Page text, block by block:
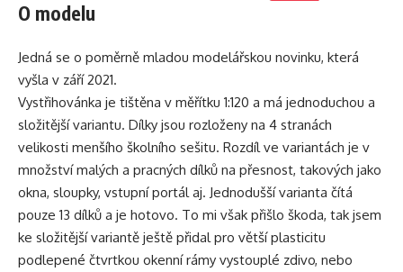
O modelu
Jedná se o poměrně mladou modelářskou novinku, která
vyšla v září 2021.
Vystřihovánka je tištěna v měřítku 1:120 a má jednoduchou a
složitější variantu. Dílky jsou rozloženy na 4 stranách
velikosti menšího školního sešitu. Rozdíl ve variantách je v
množství malých a pracných dílků na přesnost, takových jako
okna, sloupky, vstupní portál aj. Jednodušší varianta čítá
pouze 13 dílků a je hotovo. To mi však přišlo škoda, tak jsem
ke složitější variantě ještě přidal pro větší plasticitu
podlepené čtvrtkou okenní rámy vystouplé zdivo, nebo